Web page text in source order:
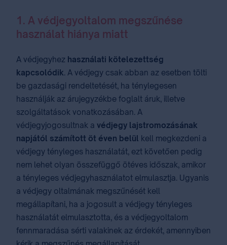
1. A védjegyoltalom megszűnése
használat hiánya miatt
A védjegyhez használati kötelezettség
kapcsolódik. A védjegy csak abban az esetben tölti
be gazdasági rendeltetését, ha ténylegesen
használják az árujegyzékbe foglalt áruk, illetve
szolgáltatások vonatkozásában. A
védjegyjogosultnak a védjegy lajstromozásának
napjától számított öt éven belül kell megkezdeni a
védjegy tényleges használatát, ezt követően pedig
nem lehet olyan összefüggő ötéves időszak, amikor
a tényleges védjegyhasználatot elmulasztja. Ugyanis
a védjegy oltalmának megszűnését kell
megállapítani, ha a jogosult a védjegy tényleges
használatát elmulasztotta, és a védjegyoltalom
fennmaradása sérti valakinek az érdekét, amennyiben